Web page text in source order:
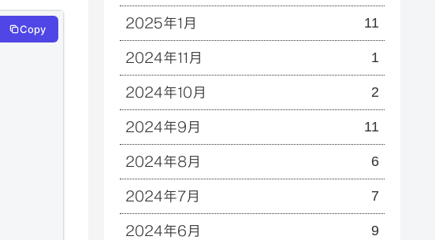
Copy 2025年1月 11
2024年11月 1
2024年10月 2
2024年9月 11
2024年8月 6
2024年7月 7
2024年6月 9